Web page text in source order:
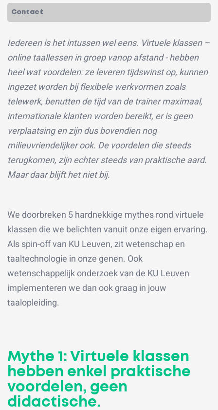
Contact
Iedereen is het intussen wel eens. Virtuele klassen –
online taallessen in groep vanop afstand - hebben
heel wat voordelen: ze leveren tijdswinst op, kunnen
ingezet worden bij flexibele werkvormen zoals
telewerk, benutten de tijd van de trainer maximaal,
internationale klanten worden bereikt, er is geen
verplaatsing en zijn dus bovendien nog
milieuvriendelijker ook. De voordelen die steeds
terugkomen, zijn echter steeds van praktische aard.
Maar daar blijft het niet bij.
We doorbreken 5 hardnekkige mythes rond virtuele
klassen die we belichten vanuit onze eigen ervaring.
Als spin-off van KU Leuven, zit wetenschap en
taaltechnologie in onze genen. Ook
wetenschappelijk onderzoek van de KU Leuven
implementeren we dan ook graag in jouw
taalopleiding.
Mythe 1: Virtuele klassen
hebben enkel praktische
voordelen, geen
didactische.